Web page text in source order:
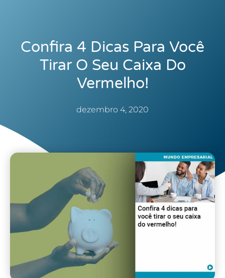
Confira 4 Dicas Para Você
Tirar O Seu Caixa Do
Vermelho!
dezembro 4, 2020